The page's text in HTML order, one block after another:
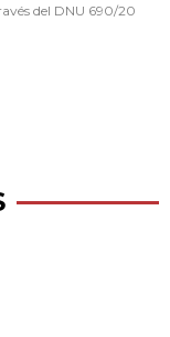
del DNU 690/20